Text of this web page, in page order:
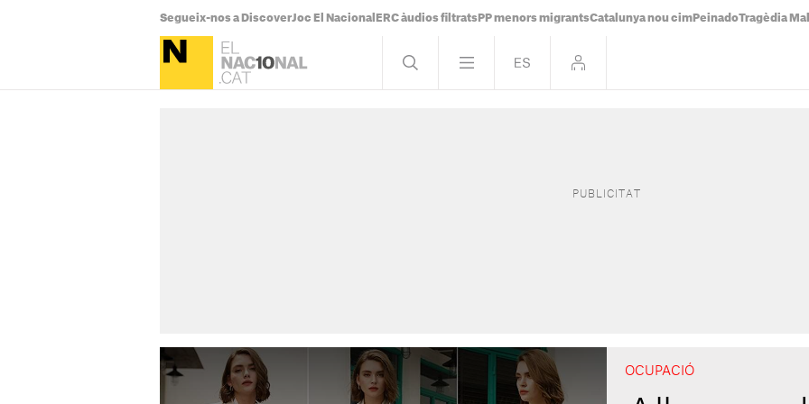
Segueix-nos a DiscoverJoc El Nacional ERC àudios filtrats PP menors migrantsCatalunya nou cim PeinadoTragèdia
OCUPACIÓ